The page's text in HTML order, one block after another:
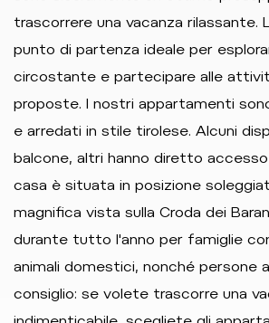
trascorrere una vacanza rilassante.
punto di partenza ideale per
circostante e partecipare alle
proposte. I nostri appartamenti
e arredati in stile tirolese. Alcuni
balcone, altri hanno diretto accesso
casa è situata in posizione
magnifica vista sulla Croda dei
durante tutto l'anno per famiglie
animali domestici, nonché persone
consiglio: se volete trascorre una